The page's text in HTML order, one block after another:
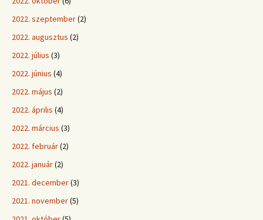
2022. szeptember(2)
2022. augusztus (2)
2022. július (3)
2022. június (4)
2022. május (2)
2022. április (4)
2022. március (3)
2022. február(2)
2022. január(2)
2021. december(3)
2021. november(5)